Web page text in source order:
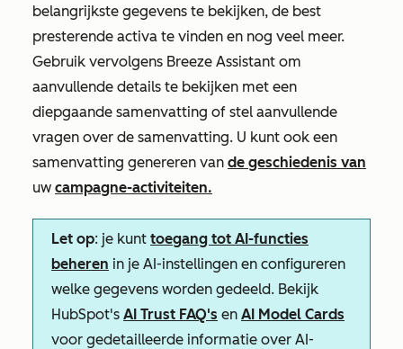
belangrijkste gegevens te bekijken, de best
presterende activa te vinden en nog veel meer.
Gebruik vervolgens Breeze Assistant om
aanvullende details te bekijken met een
diepgaande samenvatting of stel aanvullende
vragen over de samenvatting. U kunt ook een
samenvatting genereren van de geschiedenis van
uw campagne-activiteiten.
Let op: je kunt toegang tot AI-functies
beheren in je AI-instellingen en configureren
welke gegevens worden gedeeld. Bekijk
HubSpot's AI Trust FAQ's en AI Model Cards
voor gedetailleerde informatie over AI-